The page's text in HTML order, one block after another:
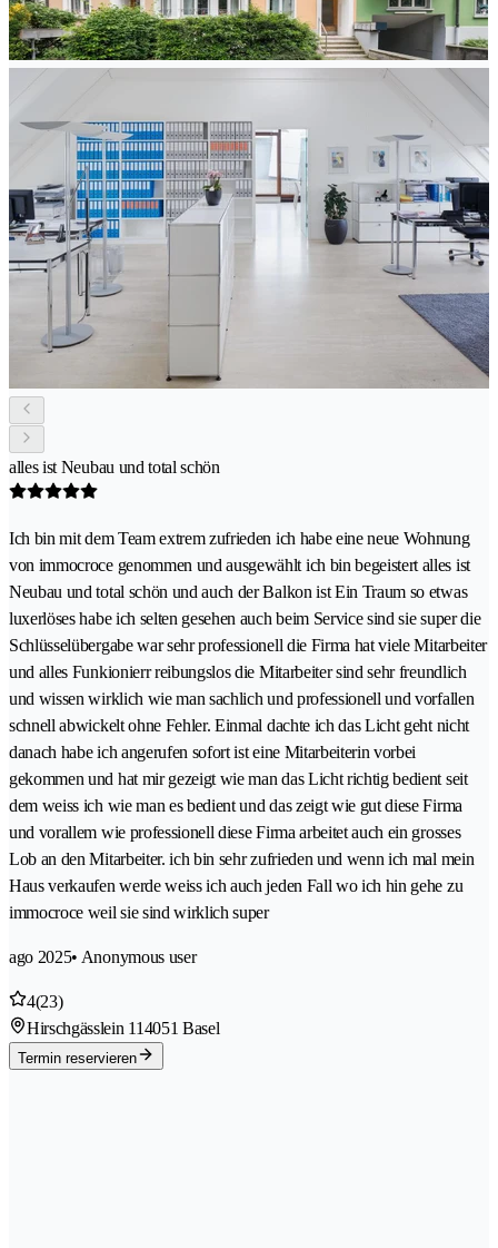
alles ist Neubau und total schön
Ich bin mit dem Team extrem zufrieden ich habe eine neue Wohnung
von immocroce genommen und ausgewählt ich bin begeistert alles ist
Neubau und total schön und auch der Balkon ist Ein Traum so etwas
luxerlöses habe ich selten gesehen auch beim Service sind sie super die
Schlüsselübergabe war sehr professionell die Firma hat viele Mitarbeiter
und alles Funkionierr reibungslos die Mitarbeiter sind sehr freundlich
und wissen wirklich wie man sachlich und professionell und vorfallen
schnell abwickelt ohne Fehler. Einmal dachte ich das Licht geht nicht
danach habe ich angerufen sofort ist eine Mitarbeiterin vorbei
gekommen und hat mir gezeigt wie man das Licht richtig bedient seit
dem weiss ich wie man es bedient und das zeigt wie gut diese Firma
und vorallem wie professionell diese Firma arbeitet auch ein grosses
Lob an den Mitarbeiter. ich bin sehr zufrieden und wenn ich mal mein
Haus verkaufen werde weiss ich auch jeden Fall wo ich hin gehe zu
immocroce weil sie sind wirklich super
ago 2025• Anonymous user
4(23)
Hirschgässlein 114051 Basel
Termin reservieren